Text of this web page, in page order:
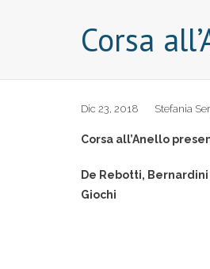
Corsa
Dic 23, 2018 Stefania
Corsa all’Anello
De Rebotti,
Giochi